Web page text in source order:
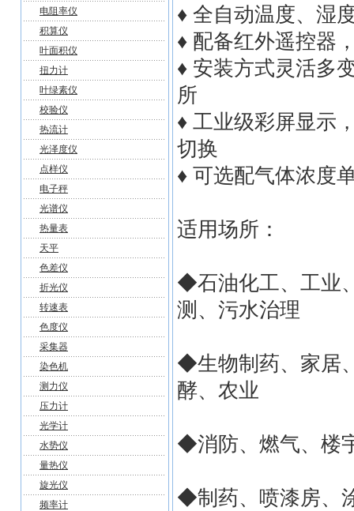
电阻率仪
积算仪
叶面积仪
扭力计
叶绿素仪
校验仪
热流计
光泽度仪
点样仪
电子秤
光谱仪
热量表
天平
色差仪
折光仪
转速表
色度仪
采集器
染色机
测力仪
压力计
光学计
水势仪
量热仪
旋光仪
频率计
♦ 全自动温度、湿
♦ 配备红外遥控器
♦ 安装方式灵活多
所
♦ 工业级彩屏显示
切换
♦ 可选配气体浓度
适用场所：
◆石油化工、工业
测、污水治理
◆生物制药、家居
酵、农业
◆消防、燃气、楼
◆制药、喷漆房、